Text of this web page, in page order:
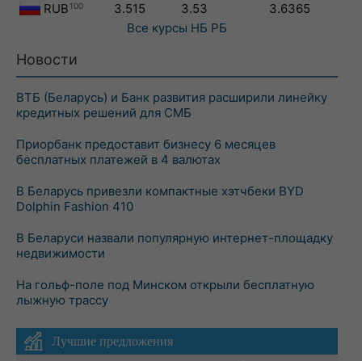
RUB 100 3.515 3.53
3.6365
Все курсы НБ РБ
Новости
ВТБ (Беларусь) и Банк развития расширили линейку
кредитных решений для СМБ
Приорбанк предоставит бизнесу 6 месяцев
бесплатных платежей в 4 валютах
В Беларусь привезли компактные хэтчбеки BYD
Dolphin Fashion 410
В Беларуси назвали популярную интернет-площадку
недвижимости
На гольф-поле под Минском открыли бесплатную
лыжную трассу
Лучшие предложения